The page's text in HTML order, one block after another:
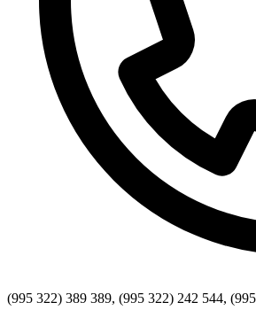
(995 322) 389 389, (995 322) 242 544,